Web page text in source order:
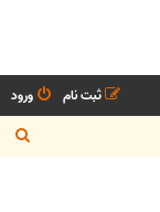
ورود
ثبت نام
س